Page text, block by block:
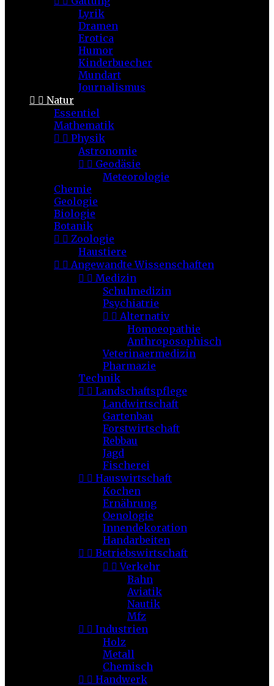
Lyrik
Dramen
Erotica
Humor
Kinderbuecher
Mundart
Journalismus
  Natur
Essentiel
Mathematik
  Physik
Astronomie
  Geodäsie
Meteorologie
Chemie
Geologie
Biologie
Botanik
  Zoologie
Haustiere
  Angewandte Wissenschaften
  Medizin
Schulmedizin
Psychiatrie
  Alternativ
Homoeopathie
Anthroposophisch
Veterinaermedizin
Pharmazie
Technik
  Landschaftspflege
Landwirtschaft
Gartenbau
Forstwirtschaft
Rebbau
Jagd
Fischerei
  Hauswirtschaft
Kochen
Ernährung
Oenologie
Innendekoration
Handarbeiten
  Betriebswirtschaft
  Verkehr
Bahn
Aviatik
Nautik
Mfz
  Industrien
Holz
Metall
Chemisch
  Handwerk